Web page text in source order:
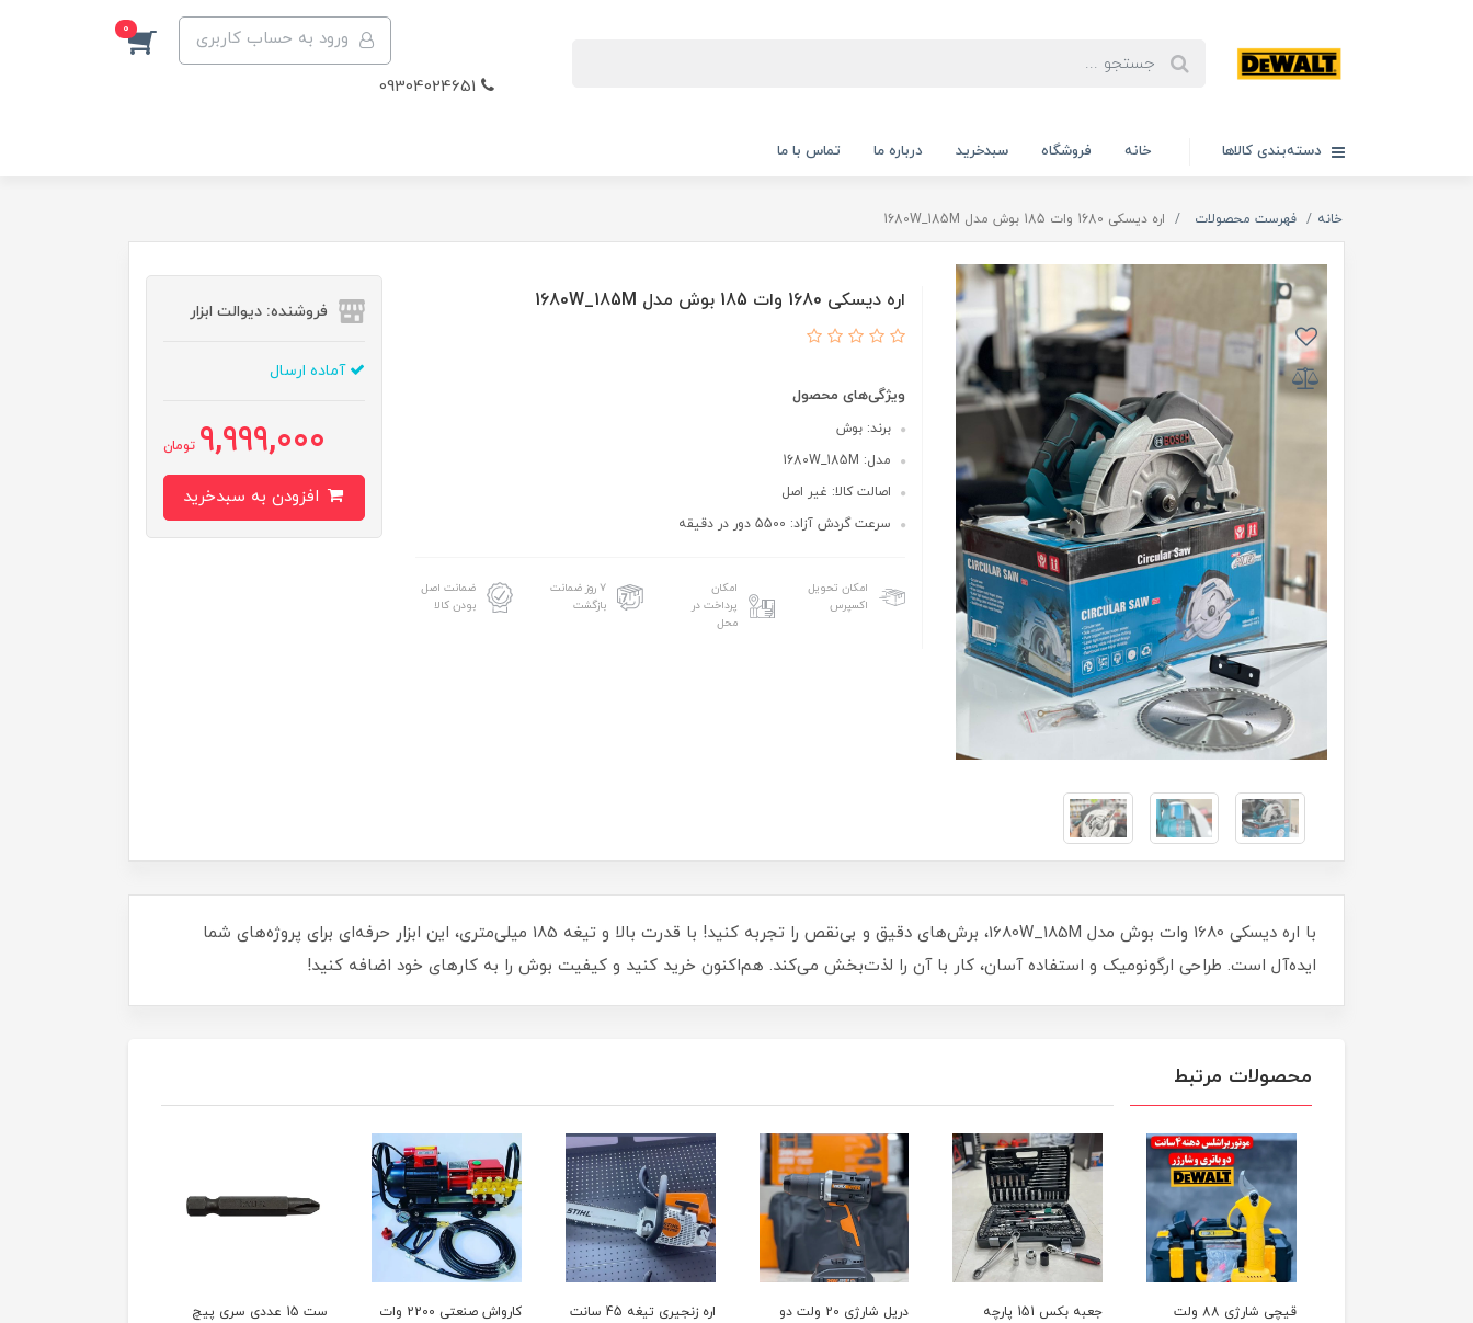
ورود به حساب کاربری 0
دسته‌بندی کالاها خانه فروشگاه سبدخرید درباره ما تماس با ما
خانه فهرست محصولات اره دیسکی 1680 وات 185 بوش مدل 1680W_185M
اره دیسکی 1680 وات 185 بوش مدل 1680W_185M
ویژگی‌های محصول
برند: بوش
مدل: 1680W_185M
اصالت کالا: غیر اصل
سرعت گردش آزاد: 5500 دور در دقیقه
امکان تحویل
اکسپرس
امکان
پرداخت در
محل
۷ روز ضمانت
بازگشت
ضمانت اصل
بودن کالا
فروشنده: دیوالت ابزار
آماده ارسال
9,999,000 تومان
با اره دیسکی 1680 وات بوش مدل 1680W_185M، برش‌های دقیق و بی‌نقص را تجربه کنید! با قدرت بالا و تیغه 185 میلی‌متری، این ابزار حرفه‌ای برای پروژه‌های شما
ایده‌آل است. طراحی ارگونومیک و استفاده آسان، کار با آن را لذت‌بخش می‌کند. هم‌اکنون خرید کنید و کیفیت بوش را به کارهای خود اضافه کنید!
محصولات مرتبط
قیچی شارژی 88 ولت
جعبه بکس 151 پارچه
دریل شارژی 20 ولت دو
اره زنجیری تیغه 45 سانت
کارواش صنعتی 2200 وات
ست 15 عددی سری پیچ